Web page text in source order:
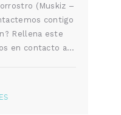
(Muskiz –
contigo
Rellena este
en contacto a…